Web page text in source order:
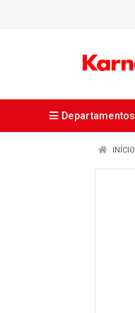
Departamentos
INÍCIO